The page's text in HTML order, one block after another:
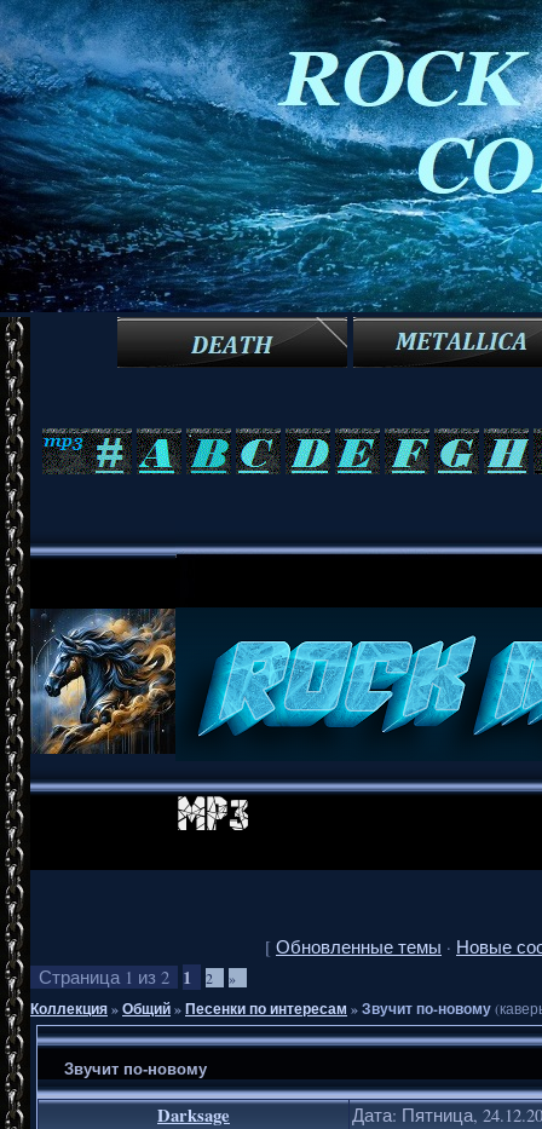
[ Обновленные темы · Новые
Страница 1 из 2 1 2 »
Коллекция»Общий»Песенки по интересам »Звучит по-новому
Звучит по-новому
Darksage Дата: Пятница,